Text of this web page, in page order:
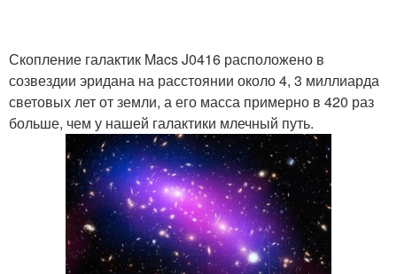
Скопление галактик Macs J0416 расположено в
созвездии эридана на расстоянии около 4, 3 миллиарда
световых лет от земли, а его масса примерно в 420 раз
больше, чем у нашей галактики млечный путь.